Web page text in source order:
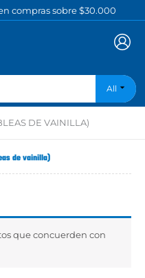
compras sobre $30.000
All
DE VAINILLA)
de vainilla)
que concuerden con